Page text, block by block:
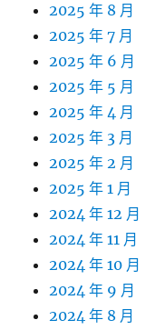
2025 年 8 月
2025 年 7 月
2025 年 6 月
2025 年 5 月
2025 年 4 月
2025 年 3 月
2025 年 2 月
2025 年 1 月
2024 年 12 月
2024 年 11 月
2024 年 10 月
2024 年 9 月
2024 年 8 月